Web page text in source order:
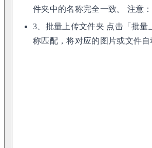
件夹中的名称完全一致。 注意
3、批量上传文件夹 点击「批
称匹配，将对应的图片或文件自